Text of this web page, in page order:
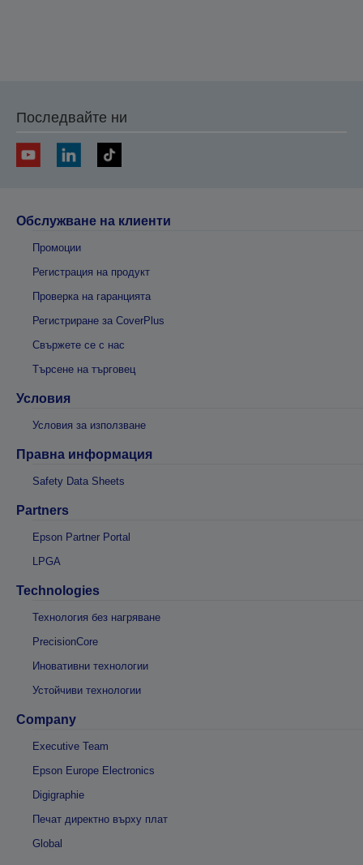
Последвайте ни
Обслужване на клиенти
Промоции
Регистрация на продукт
Проверка на гаранцията
Регистриране за CoverPlus
Свържете се с нас
Търсене на търговец
Условия
Условия за използване
Правна информация
Safety Data Sheets
Partners
Epson Partner Portal
LPGA
Technologies
Технология без нагряване
PrecisionCore
Иновативни технологии
Устойчиви технологии
Company
Executive Team
Epson Europe Electronics
Digigraphie
Печат директно върху плат
Global